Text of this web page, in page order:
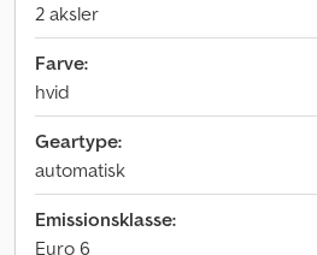
2 aksler
Farve:
hvid
Geartype:
automatisk
Emissionsklasse:
Euro 6